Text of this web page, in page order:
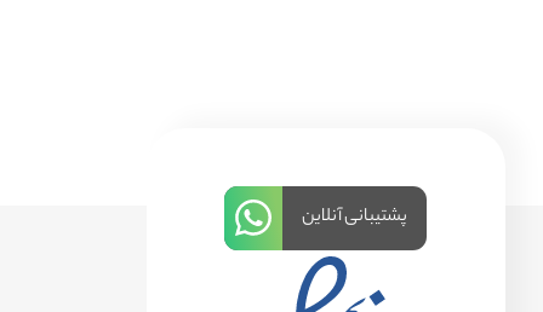
پشتیبانی آنلاین